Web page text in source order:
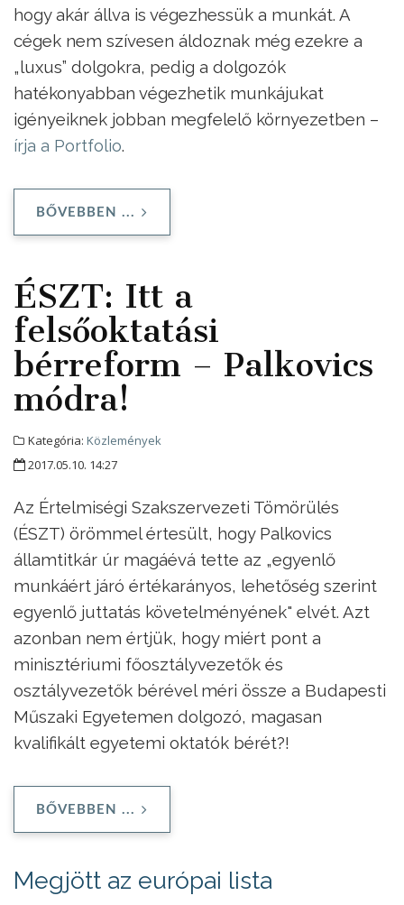
hogy akár állva is végezhessük a munkát. A
cégek nem szívesen áldoznak még ezekre a
„luxus” dolgokra, pedig a dolgozók
hatékonyabban végezhetik munkájukat
igényeiknek jobban megfelelő környezetben –
írja a Portfolio.
BŐVEBBEN ...
ÉSZT: Itt a
felsőoktatási
bérreform – Palkovics
módra!
Kategória: Közlemények
2017.05.10. 14:27
Az Értelmiségi Szakszervezeti Tömörülés
(ÉSZT) örömmel értesült, hogy Palkovics
államtitkár úr magáévá tette az „egyenlő
munkáért járó értékarányos, lehetőség szerint
egyenlő juttatás követelményének" elvét. Azt
azonban nem értjük, hogy miért pont a
minisztériumi főosztályvezetők és
osztályvezetők bérével méri össze a Budapesti
Műszaki Egyetemen dolgozó, magasan
kvalifikált egyetemi oktatók bérét?!
BŐVEBBEN ...
Megjött az európai lista